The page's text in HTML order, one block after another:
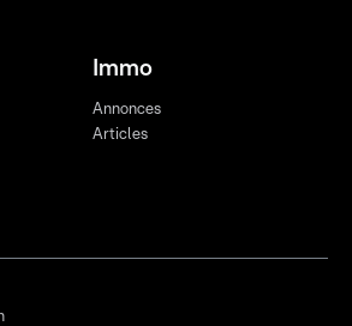
Immo
Annonces
Articles